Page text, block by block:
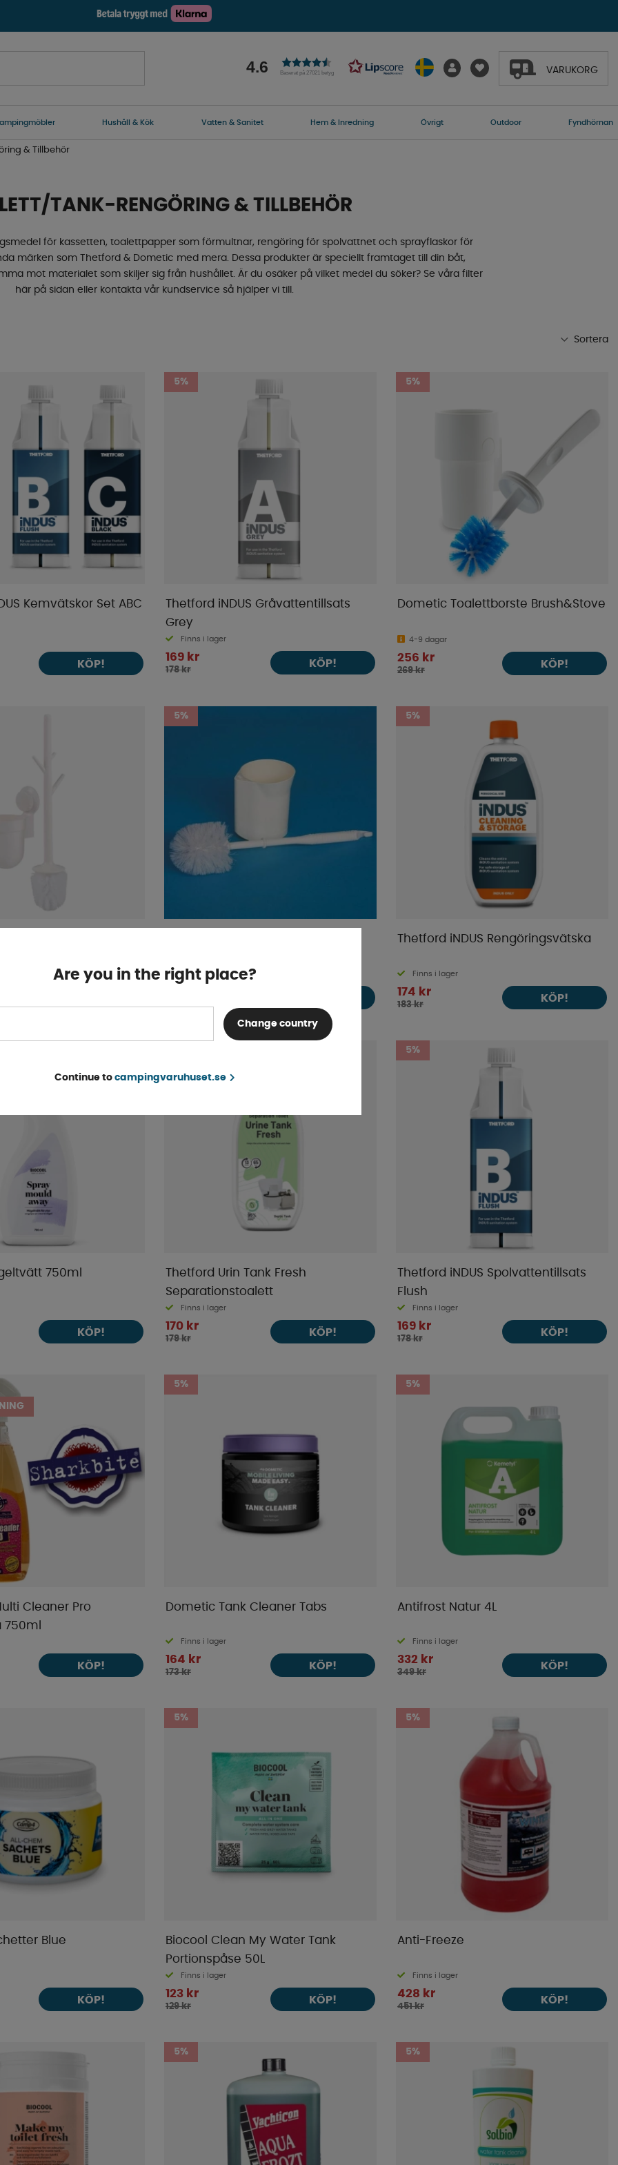
4.6 Baserat på 27021 betyg VARUKORG
Hushåll & Kök Vatten & Sanitet Hem & Inredning Övrigt Outdoor Fyndhörnan
& Tillbehör
TANK-RENGÖRING & TILLBEHÖR
för kassetten, toalettpapper som förmultnar, rengöring för spolvattnet och sprayflaskor för
märken som Thetford & Dometic med mera. Dessa produkter är speciellt framtaget till din båt,
mot materialet som skiljer sig från hushållet. Är du osäker på vilket medel du söker? Se våra filter
här på sidan eller kontakta vår kundservice så hjälper vi till.
Sortera
Lägsta pris
Högsta pris
Varumärke
Publiceringsdatum
Kemvätskor Set ABC
KÖP!
5%
Thetford iNDUS Gråvattentillsats
Grey
Finns i lager
169 kr
178 kr
KÖP!
5%
Dometic Toalettborste Brush&Stove
4-9 dagar
256 kr
269 kr
KÖP!
Sugkopp
5%
Finns i lager
129 kr
5%
Thetford iNDUS Rengöringsvätska
Finns i lager
174 kr
183 kr
KÖP!
750ml
KÖP!
Thetford Urin Tank Fresh
Separationstoalett
Finns i lager
170 kr
179 kr
KÖP!
5%
Thetford iNDUS Spolvattentillsats
Flush
Finns i lager
169 kr
178 kr
KÖP!
Cleaner Pro
750ml
KÖP!
5%
Dometic Tank Cleaner Tabs
Finns i lager
164 kr
173 kr
KÖP!
5%
Antifrost Natur 4L
Finns i lager
332 kr
349 kr
KÖP!
Blue
KÖP!
5%
Biocool Clean My Water Tank
Portionspåse 50L
Finns i lager
123 kr
129 kr
KÖP!
5%
Anti-Freeze
Finns i lager
428 kr
451 kr
KÖP!
5% 5%
Are you in the right place?
Change country
Continue to campingvaruhuset.se